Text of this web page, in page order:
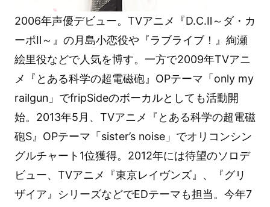
2006年声優デビュー。TVアニメ『D.C.Ⅱ～ダ・カ
ーポⅡ～』の月島小恋役や『ラブライブ！』絢瀬
絵里役などで人気を博す。一方で2009年TVアニ
メ『とある科学の超電磁砲』OPテーマ「only my
railgun」でfripSideのボーカルとしても活動開
始。2013年5月、TVアニメ『とある科学の超電磁
砲S』OPテーマ「sister’s noise」でオリコンシン
グルチャート1位獲得。2012年には待望のソロデ
ビュー、TVアニメ『東京レイヴンズ』、『グリ
ザイア』シリーズなどでEDテーマも担当。今年7